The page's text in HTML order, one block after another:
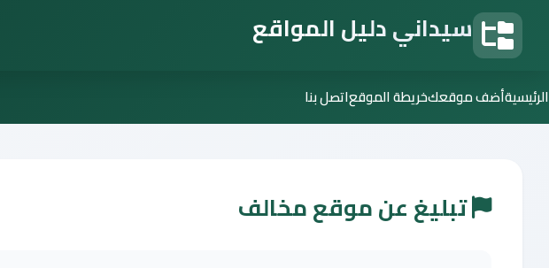
سيداني دليل المواقع
الرئيسيةأضف موقعكخريطة الموقعاتصل بنا
تبليغ عن موقع مخالف